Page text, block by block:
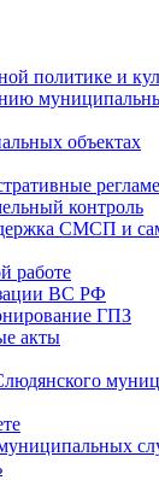
политике и
объектах
контроль
СМСП и
работе
ВС РФ
ГПЗ
акты